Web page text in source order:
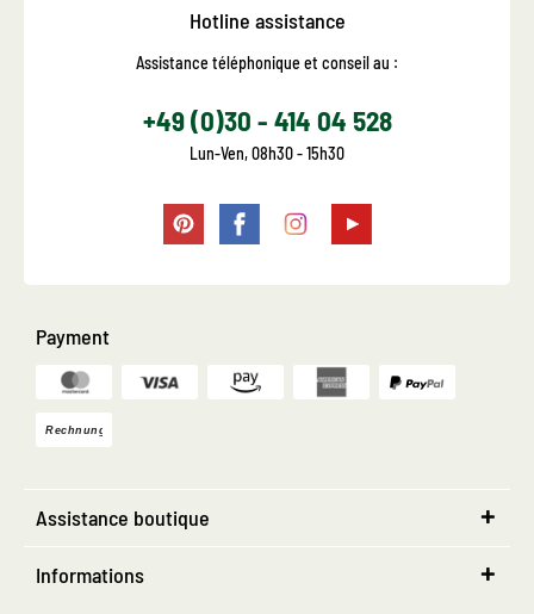
Hotline assistance
Assistance téléphonique et conseil au :
+49 (0)30 - 414 04 528
Lun-Ven, 08h30 - 15h30
Payment
Assistance boutique
Informations